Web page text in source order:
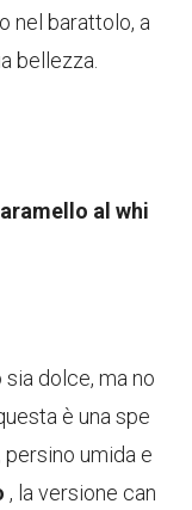
nel barattolo, a
bellezza.
al whi
dolce, ma no
è una spe
umida e
, la versione can